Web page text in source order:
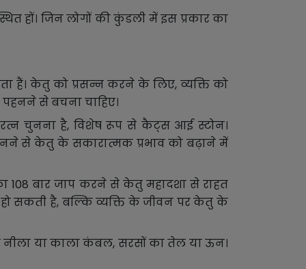
हों। जिन लोगों की कुंडली में इस प्रकार का
हैं। केतु को प्रसन्न करने के लिए, व्यक्ति को
से बचना चाहिए।
चुनना है, विशेष रूप से कैट्स आई स्टोन।
से केतु के सकारात्मक प्रभाव को बढ़ाने में
108 बार जाप करने से केतु महादशा से राहत
सकती है, बल्कि व्यक्ति के जीवन पर केतु के
या काला कंबल, सरसों का तेल या ऊन।